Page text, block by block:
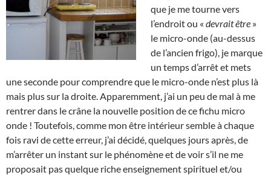
que je me tourne vers
l’endroit ou « devrait être »
le micro-onde (au-dessus
de l’ancien frigo), je marque
un temps d’arrêt et mets
une seconde pour comprendre que le micro-onde n’est plus là
mais plus sur la droite. Apparemment, j’ai un peu de mal à me
rentrer dans le crâne la nouvelle position de ce fichu micro
onde ! Toutefois, comme mon être intérieur semble à chaque
fois ravi de cette erreur, j’ai décidé, quelques jours après, de
m’arrêter un instant sur le phénomène et de voir s’il ne me
proposait pas quelque riche enseignement spirituel et/ou